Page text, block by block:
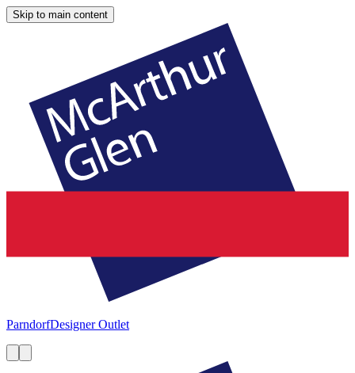
Skip to main content
ParndorfDesigner Outlet